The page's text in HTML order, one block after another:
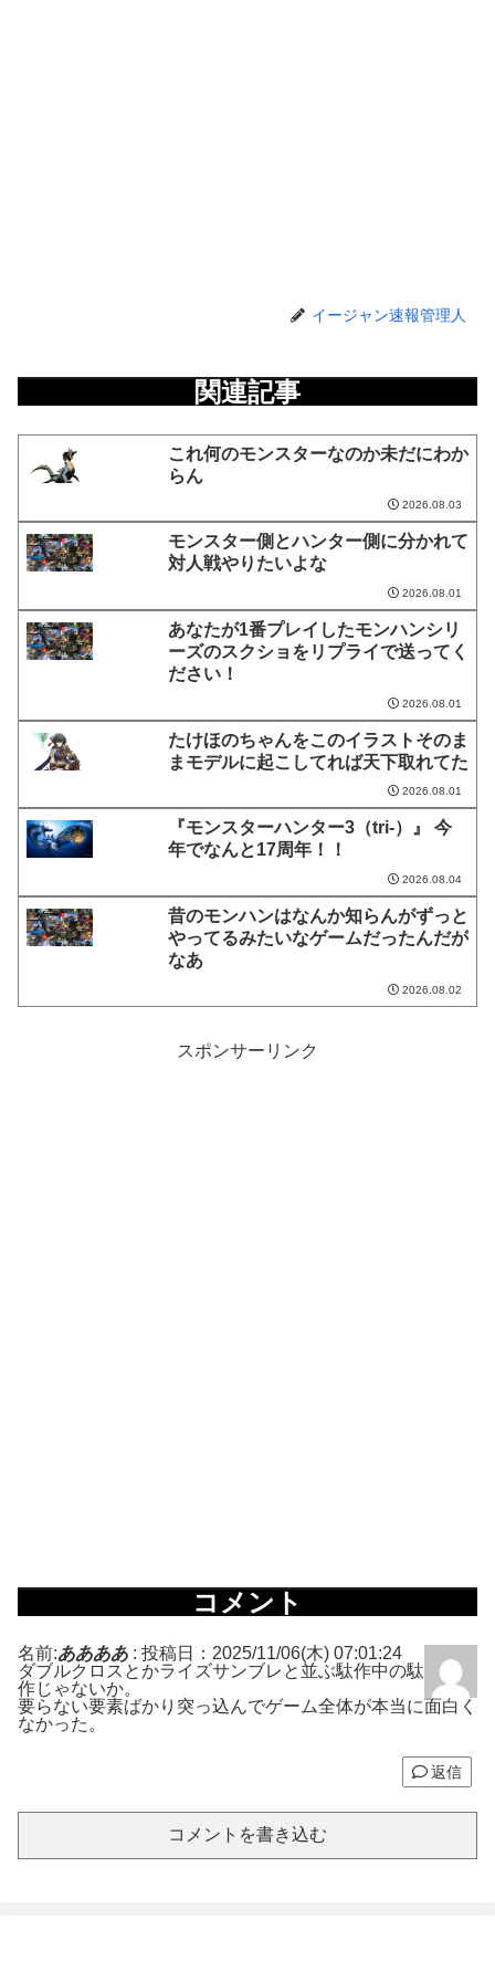
イージャン速報管理人
関連記事
これ何のモンスターなのか未だにわか
らん
2026.08.03
モンスター側とハンター側に分かれて
対人戦やりたいよな
2026.08.01
あなたが1番プレイしたモンハンシリ
ーズのスクショをリプライで送ってく
ださい！
2026.08.01
たけほのちゃんをこのイラストそのま
まモデルに起こしてれば天下取れてた
2026.08.01
『モンスターハンター3（tri-）』 今
年でなんと17周年！！
2026.08.04
昔のモンハンはなんか知らんがずっと
やってるみたいなゲームだったんだが
なあ
2026.08.02
スポンサーリンク
コメント
名前:ああああ : 投稿日：2025/11/06(木) 07:01:24
ダブルクロスとかライズサンブレと並ぶ駄作中の駄
作じゃないか。
要らない要素ばかり突っ込んでゲーム全体が本当に面白く
なかった。
返信
コメントを書き込む